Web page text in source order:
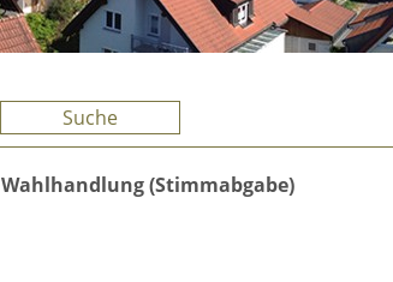
Suche
Wahlhandlung (Stimmabgabe)